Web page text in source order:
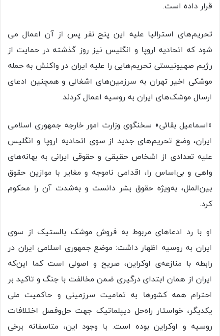
قرار داده است.
تحریم‌های استرالیا علیه این پنج نفر پس از آن اعمال می
شود که اتحادیه اروپا و انگلیس نیز روز گذشته در حمایت از
رژیم صهیونیستی تحریم‌هایی را علیه ایران در واکنش به حمله
موشکی اخیر تهران به سرزمین‌های اشغالی و همچنین ادعای
ارسال موشک‌های ایران به روسیه اعمال کردند.
«اسماعیل بقائی» سخنگوی وزارت امور خارجه جمهوری اسلامی
ایران، وضع تحریم‌های جدید از سوی اتحادیه اروپا و انگلیس
علیه تعدادی از اشخاص حقیقی و حقوقی ایرانی به بهانه‌های
واهی و بی‌اساس را، اقدامی ناموجه و مغایر با موازین حقوق
بین‌الملل، به‌ویژه حقوق بشر دانست و به‌شدت آن را محکوم
کرد.
او با رد ادعاهای مربوط به فروش موشک بالستیک از سوی
ایران به روسیه اظهار داشت: موضع جمهوری اسلامی ایران در
رابطه با منازعه‌ی اوکراین، صریح و اصولی است کما این‌که
ایران از همان ابتدای درگیری ضمن مخالفت با جنگ و تاکید بر
احترام همه کشورها به تمامیت سرزمینی و حاکمیت ملی
یکدیگر، خواستار راه‌حل دیپلماتیک جهت حل‌وفصل اختلافات
روسیه و اوکراین بوده است. با وجود این، متاسفانه برخی